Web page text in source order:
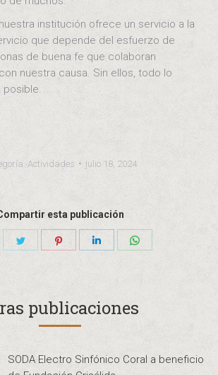
institución ofrece un servicio a la
que depende del esfuerzo de
de buena fe que colaboran
nuestra causa. Sin ellos, todo lo
posible.
Actividades julio 18, 2024
esta publicación
Share
Share
publicaciones
SODA Electro Sinfónico Coral a beneficio